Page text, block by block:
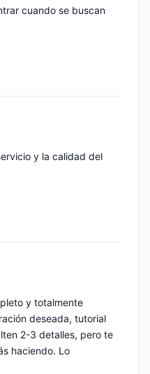
cuando se buscan
y la calidad del
y totalmente
deseada, tutorial
2-3 detalles, pero te
haciendo. Lo